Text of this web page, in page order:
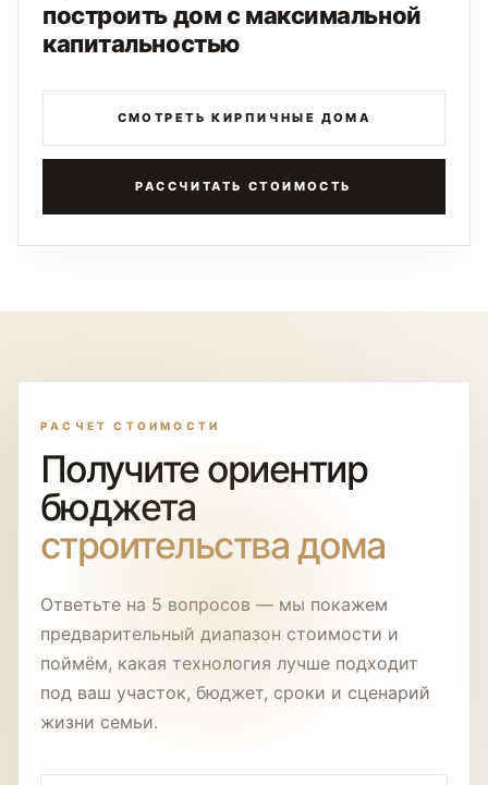
построить дом с максимальной
капитальностью
СМОТРЕТЬ КИРПИЧНЫЕ ДОМА
РАССЧИТАТЬ СТОИМОСТЬ
РАСЧЕТ СТОИМОСТИ
Получите ориентир
бюджета
строительства дома
Ответьте на 5 вопросов — мы покажем
предварительный диапазон стоимости и
поймём, какая технология лучше подходит
под ваш участок, бюджет, сроки и сценарий
жизни семьи.